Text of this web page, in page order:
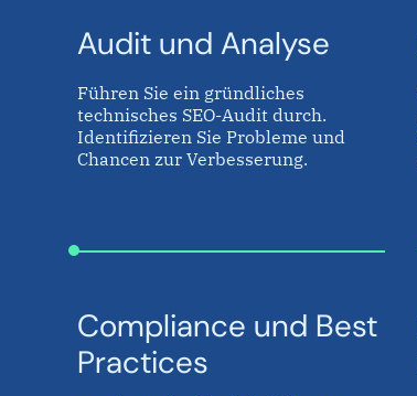
Audit und Analyse
Führen Sie ein gründliches
technisches SEO-Audit durch.
Identifizieren Sie Probleme und
Chancen zur Verbesserung.
Compliance und Best
Practices